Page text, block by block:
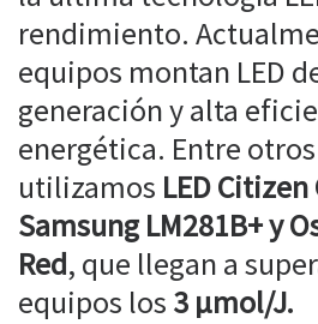
rendimiento.
equipos montan LED
generación y alta
energética. Entre
utilizamos LED Citizen
Samsung LM281B+ y
Red, que llegan a
equipos los 3 µmol/J.